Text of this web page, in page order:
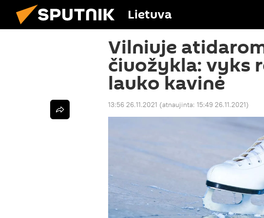
Lietuva
Vilniuje
čiuožykla: vyks
lauko kavinė
13:56 26.11.2021 (atnaujinta: 15:49 26.11.2021)